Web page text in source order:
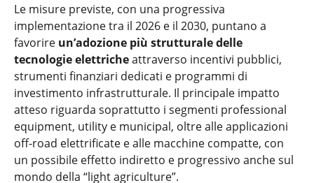
Le misure previste, con una progressiva
implementazione tra il 2026 e il 2030, puntano a
favorire un’adozione più strutturale delle
tecnologie elettricheattraverso incentivi pubblici,
strumenti finanziari dedicati e programmi di
investimento infrastrutturale. Il principale impatto
atteso riguarda soprattutto i segmenti professional
equipment, utility e municipal, oltre alle applicazioni
off-road elettrificate e alle macchine compatte, con
un possibile effetto indiretto e progressivo anche sul
mondo della “light agriculture”.